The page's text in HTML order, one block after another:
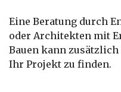
Eine Beratung durch
oder Architekten mit
Bauen kann
Ihr Projekt zu finden.